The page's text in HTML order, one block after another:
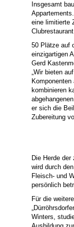
Insgesamt
eine limitierte
50 Plätze auf
einzigartigen
Gerd
„Wir bieten
kombinieren
er sich die
Zubereitung
Die Herde
wird durch
Fleisch- und
persönlich
Für die
Winters,